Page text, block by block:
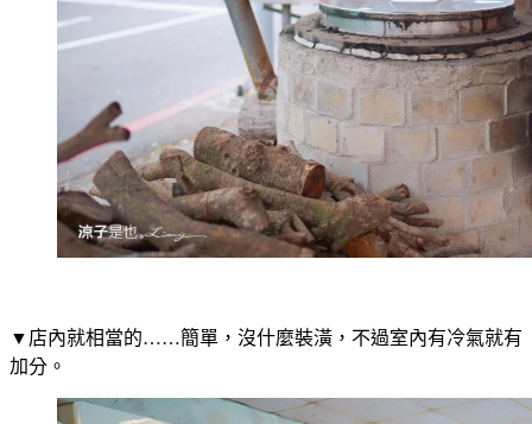
▼店內就相當的……簡單，沒什麼裝潢，不過室內有冷氣就有
加分。